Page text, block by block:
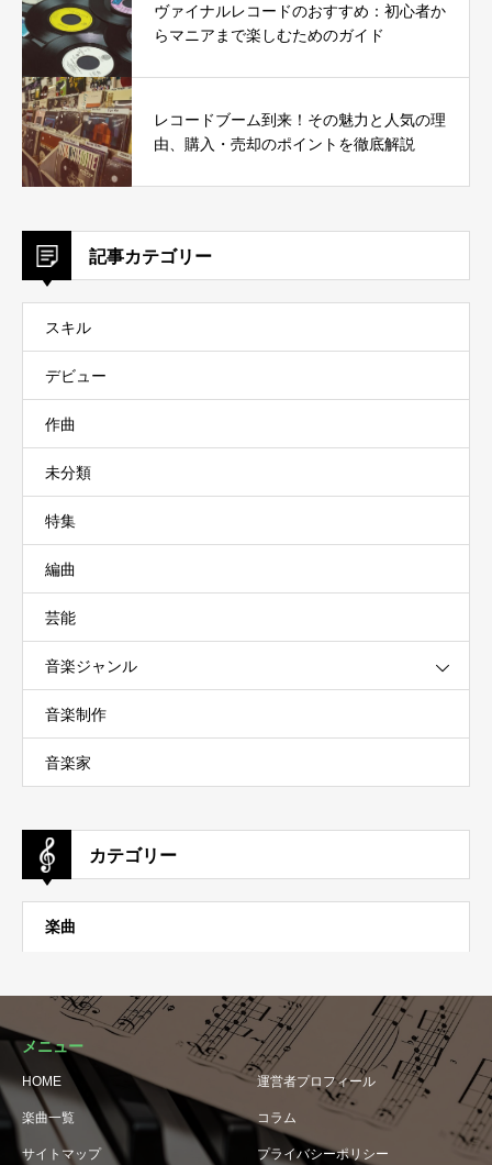
ヴァイナルレコードのおすすめ：初心者か
らマニアまで楽しむためのガイド
レコードブーム到来！その魅力と人気の理
由、購入・売却のポイントを徹底解説
記事カテゴリー
スキル
デビュー
作曲
未分類
特集
編曲
芸能
音楽ジャンル
音楽制作
音楽家
カテゴリー
楽曲
メニュー
HOME 運営者プロフィール
楽曲一覧 コラム
サイトマップ プライバシーポリシー